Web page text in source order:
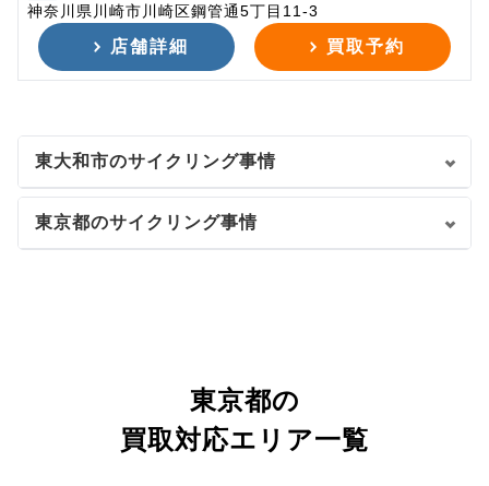
神奈川県川崎市川崎区鋼管通5丁目11-3
店舗詳細 買取予約
東大和市のサイクリング事情
東京都のサイクリング事情
東京都の
買取対応エリア一覧